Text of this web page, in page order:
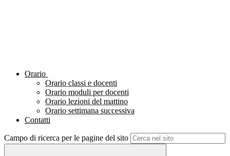
Orario
Orario classi e docenti
Orario moduli per docenti
Orario lezioni del mattino
Orario settimana successiva
Contatti
Campo di ricerca per le pagine del sito